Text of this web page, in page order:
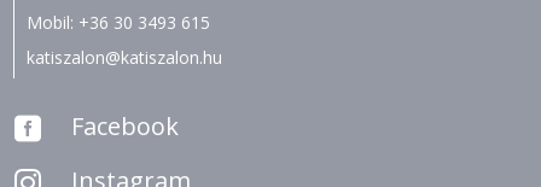
Mobil: +36 30 3493 615
katiszalon@katiszalon.hu
 Facebook
 Instagram